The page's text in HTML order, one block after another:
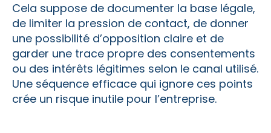
Cela suppose de documenter la base légale,
de limiter la pression de contact, de donner
une possibilité d’opposition claire et de
garder une trace propre des consentements
ou des intérêts légitimes selon le canal utilisé.
Une séquence efficace qui ignore ces points
crée un risque inutile pour l’entreprise.